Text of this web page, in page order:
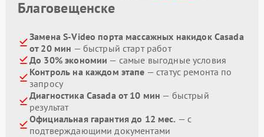
Благовещенске
Замена S-Video порта массажных накидок Casada
от 20 мин — быстрый старт работ
До 30% экономии — самые выгодные условия
Контроль на каждом этапе — статус ремонта по
запросу
Диагностика Casada от 10 мин — быстрый
результат
Официальная гарантия до 12 мес. — с
подтверждающими документами